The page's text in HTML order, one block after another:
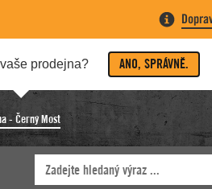
prodejna? ANO, SPRÁVNĚ.
- Černý Most